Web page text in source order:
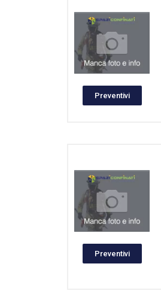
Preventivi
Preventivi